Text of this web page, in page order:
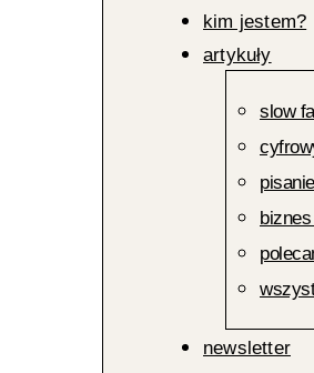
kim jestem?
artykuły
slow
pisanie
newsletter